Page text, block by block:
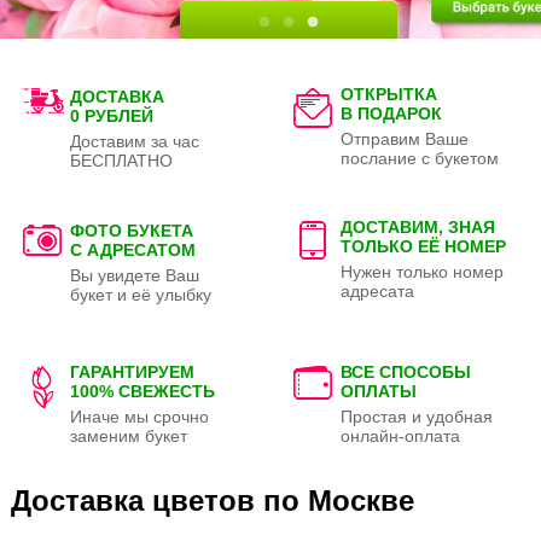
ДОСТАВКА
0 РУБЛЕЙ
Доставим за час
БЕСПЛАТНО
ОТКРЫТКА
В ПОДАРОК
Отправим Ваше
послание с букетом
ФОТО БУКЕТА
С АДРЕСАТОМ
Вы увидете Ваш
букет и её улыбку
ДОСТАВИМ, ЗНАЯ
ТОЛЬКО ЕЁ НОМЕР
Нужен только номер
адресата
ГАРАНТИРУЕМ
100% СВЕЖЕСТЬ
Иначе мы срочно
заменим букет
ВСЕ СПОСОБЫ
ОПЛАТЫ
Простая и удобная
онлайн-оплата
Доставка цветов по Москве